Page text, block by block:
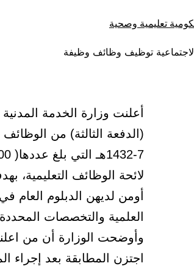
مصنف
تعليمية وصحية
الاجتماعية توظيف وظائف وظيفة
أعلنت وزارة الخدمة
لائحة الوظائف التعليمية،
أومن لديهن الدبلوم العام
العلمية والتخصصات
اجتزن المطابقة بعد إجراء